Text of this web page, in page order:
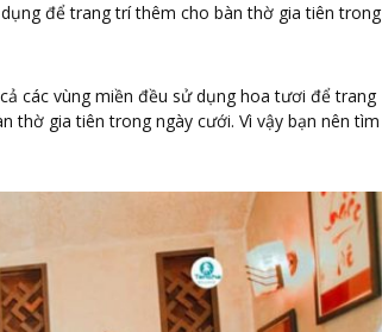
để trang trí thêm cho bàn thờ gia tiên trong
các vùng miền đều sử dụng hoa tươi để trang
thờ gia tiên trong ngày cưới. Vì vậy bạn nên tìm